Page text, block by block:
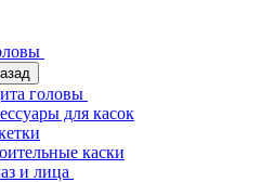
головы
для касок
каски
и лица